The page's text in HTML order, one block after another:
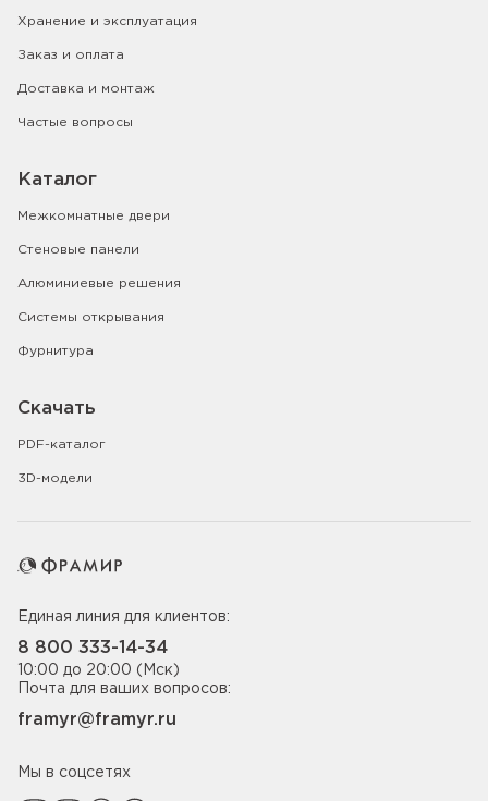
Хранение и эксплуатация
Заказ и оплата
Доставка и монтаж
Частые вопросы
Каталог
Межкомнатные двери
Стеновые панели
Алюминиевые решения
Системы открывания
Фурнитура
Скачать
PDF-каталог
3D-модели
Единая линия для клиентов:
8 800 333-14-34
10:00 до 20:00 (Мск)
Почта для ваших вопросов:
framyr@framyr.ru
Мы в соцсетях